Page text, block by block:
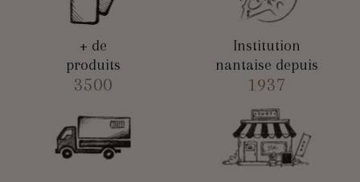
+ de
produits
3500
Institution
nantaise depuis
1937